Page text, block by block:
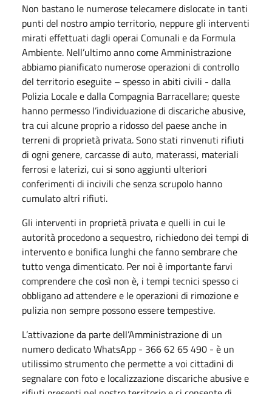
Non bastano le numerose telecamere dislocate in tanti
punti del nostro ampio territorio, neppure gli interventi
mirati effettuati dagli operai Comunali e da Formula
Ambiente. Nell’ultimo anno come Amministrazione
abbiamo pianificato numerose operazioni di controllo
del territorio eseguite – spesso in abiti civili - dalla
Polizia Locale e dalla Compagnia Barracellare; queste
hanno permesso l’individuazione di discariche abusive,
tra cui alcune proprio a ridosso del paese anche in
terreni di proprietà privata. Sono stati rinvenuti rifiuti
di ogni genere, carcasse di auto, materassi, materiali
ferrosi e laterizi, cui si sono aggiunti ulteriori
conferimenti di incivili che senza scrupolo hanno
cumulato altri rifiuti.
Gli interventi in proprietà privata e quelli in cui le
autorità procedono a sequestro, richiedono dei tempi di
intervento e bonifica lunghi che fanno sembrare che
tutto venga dimenticato. Per noi è importante farvi
comprendere che così non è, i tempi tecnici spesso ci
obbligano ad attendere e le operazioni di rimozione e
pulizia non sempre possono essere tempestive.
L’attivazione da parte dell’Amministrazione di un
numero dedicato WhatsApp - 366 62 65 490 - è un
utilissimo strumento che permette a voi cittadini di
segnalare con foto e localizzazione discariche abusive e